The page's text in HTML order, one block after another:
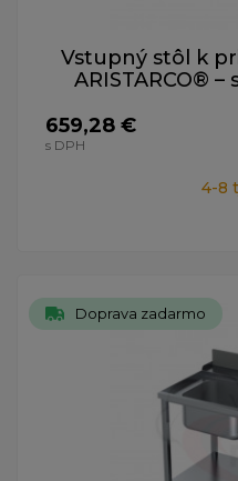
Vstupný stôl k
ARISTARCO®
659,28 €
s DPH
4-8
Doprava zadarmo